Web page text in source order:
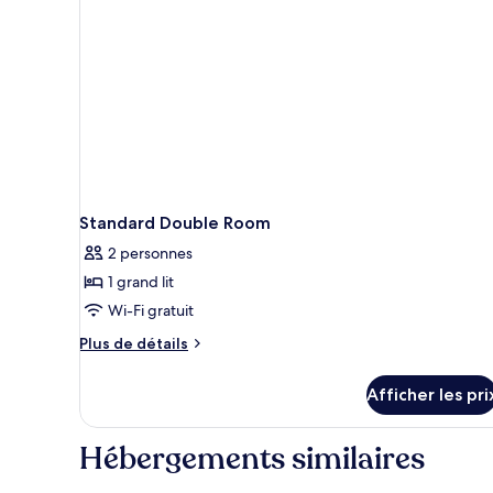
Standard Double Room
2 personnes
1 grand lit
Wi-Fi gratuit
Plus de détails
Plus
Standard
Double
Room
Afficher les
Hébergements similaires